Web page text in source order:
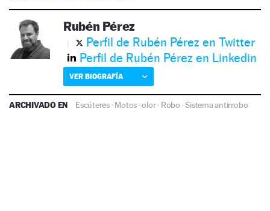
Rubén Pérez
Perfil de Rubén Pérez en Twitter
Perfil de Rubén Pérez en Linkedin
VER BIOGRAFÍA
ARCHIVADO EN Escúteres·Motos ·olor· Robo ·Sistema antirrobo